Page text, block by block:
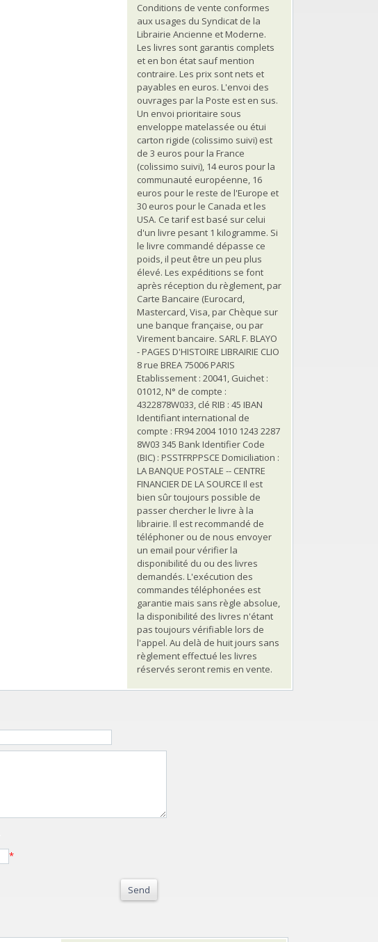
Conditions de vente conformes
aux usages du Syndicat de la
Librairie Ancienne et Moderne.
Les livres sont garantis complets
et en bon état sauf mention
contraire. Les prix sont nets et
payables en euros. L'envoi des
ouvrages par la Poste est en sus.
Un envoi prioritaire sous
enveloppe matelassée ou étui
carton rigide (colissimo suivi) est
de 3 euros pour la France
(colissimo suivi), 14 euros pour la
communauté européenne, 16
euros pour le reste de l'Europe et
30 euros pour le Canada et les
USA. Ce tarif est basé sur celui
d'un livre pesant 1 kilogramme. Si
le livre commandé dépasse ce
poids, il peut être un peu plus
élevé. Les expéditions se font
après réception du règlement, par
Carte Bancaire (Eurocard,
Mastercard, Visa, par Chèque sur
une banque française, ou par
Virement bancaire. SARL F. BLAYO
- PAGES D'HISTOIRE LIBRAIRIE CLIO
8 rue BREA 75006 PARIS
Etablissement : 20041, Guichet :
01012, N° de compte :
4322878W033, clé RIB : 45 IBAN
Identifiant international de
compte : FR94 2004 1010 1243 2287
8W03 345 Bank Identifier Code
(BIC) : PSSTFRPPSCE Domiciliation :
LA BANQUE POSTALE -- CENTRE
FINANCIER DE LA SOURCE Il est
bien sûr toujours possible de
passer chercher le livre à la
librairie. Il est recommandé de
téléphoner ou de nous envoyer
un email pour vérifier la
disponibilité du ou des livres
demandés. L'exécution des
commandes téléphonées est
garantie mais sans règle absolue,
la disponibilité des livres n'étant
pas toujours vérifiable lors de
l'appel. Au delà de huit jours sans
règlement effectué les livres
réservés seront remis en vente.
*
Send